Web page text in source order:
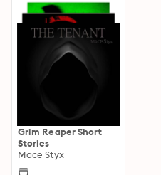
Grim Reaper Short
Stories
Mace Styx